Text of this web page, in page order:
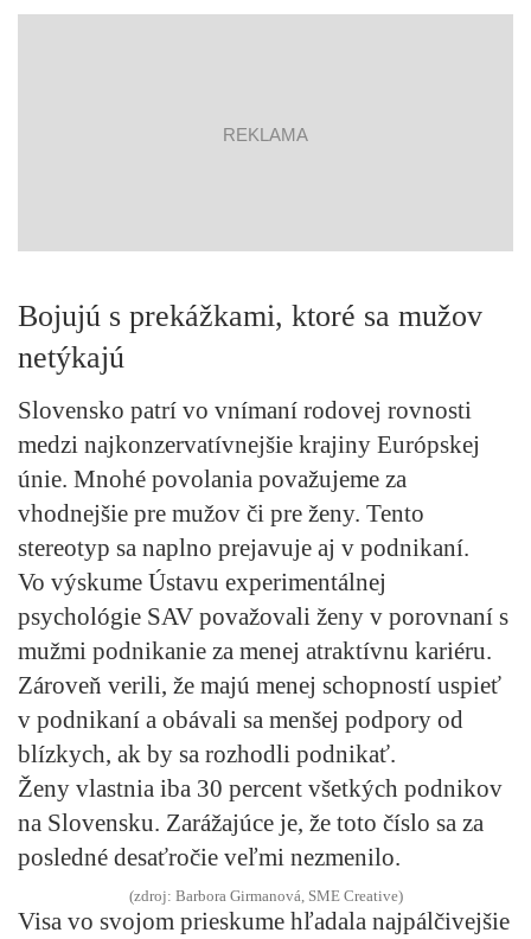
reklama
Bojujú s prekážkami, ktoré sa mužov
netýkajú
Slovensko patrí vo vnímaní rodovej rovnosti
medzi najkonzervatívnejšie krajiny Európskej
únie. Mnohé povolania považujeme za
vhodnejšie pre mužov či pre ženy. Tento
stereotyp sa naplno prejavuje aj v podnikaní.
Vo výskume Ústavu experimentálnej
psychológie SAV považovali ženy v porovnaní s
mužmi podnikanie za menej atraktívnu kariéru.
Zároveň verili, že majú menej schopností uspieť
v podnikaní a obávali sa menšej podpory od
blízkych, ak by sa rozhodli podnikať.
Ženy vlastnia iba 30 percent všetkých podnikov
na Slovensku. Zarážajúce je, že toto číslo sa za
posledné desaťročie veľmi nezmenilo.
(zdroj: Barbora Girmanová, SME Creative)
Visa vo svojom prieskume hľadala najpálčivejšie